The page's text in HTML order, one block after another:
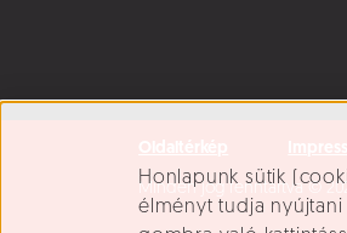
Süti
Honlapunk sütik
élményt tudja nyújtani
Minden jog fenntartva ©